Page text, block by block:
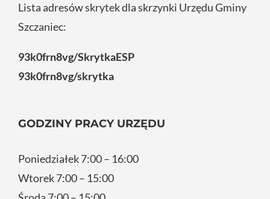
Lista adresów skrytek dla skrzynki Urzędu Gminy
Szczaniec:
93k0frn8vg/SkrytkaESP
93k0frn8vg/skrytka
GODZINY PRACY URZĘDU
Poniedziałek 7:00 – 16:00
Wtorek 7:00 – 15:00